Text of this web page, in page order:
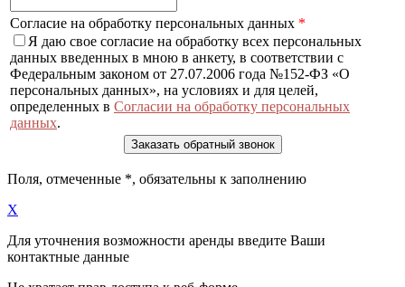
Согласие на обработку персональных данных *
Я даю свое согласие на обработку всех персональных
данных введенных в мною в анкету, в соответствии с
Федеральным законом от 27.07.2006 года №152-ФЗ «О
персональных данных», на условиях и для целей,
определенных в Согласии на обработку персональных
данных.
Поля, отмеченные *, обязательны к заполнению
X
Для уточнения возможности аренды введите Ваши
контактные данные